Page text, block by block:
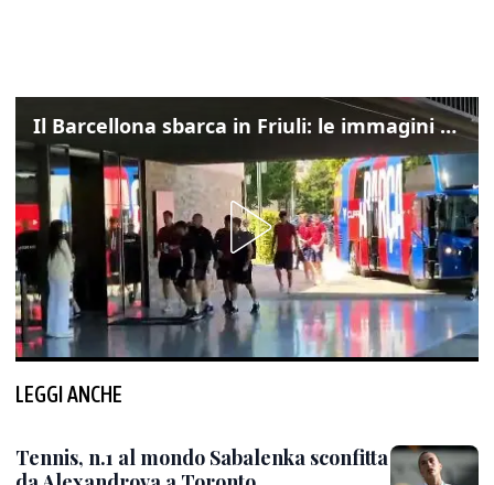
Il Barcellona sbarca in Friuli: le immagini dell'arrivo in albergo
LEGGI ANCHE
Tennis, n.1 al mondo Sabalenka sconfitta